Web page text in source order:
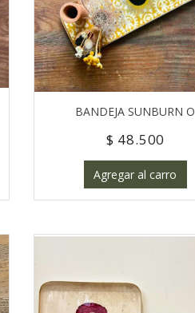
BANDEJA SUNBURN O
$ 48.500
Agregar al carro